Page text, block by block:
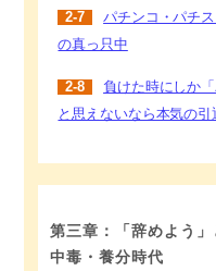
2-7
パチンコ・パチ
の真っ只中
2-8
負けた時にしか
と思えないなら本気の引
第三章：「辞めよう」
中毒・養分時代